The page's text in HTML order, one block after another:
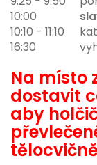
10:00
10:10 - 11:10
16:30
Na místo
dostavit
aby